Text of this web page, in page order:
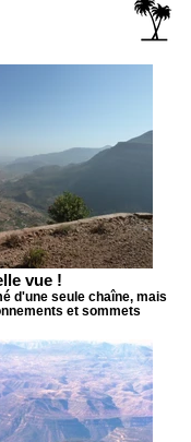
vue !
d'une seule chaîne, mais
et sommets